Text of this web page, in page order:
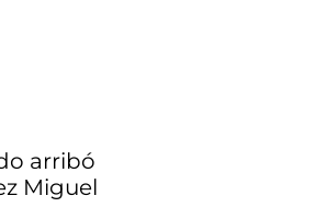
arribó
Miguel